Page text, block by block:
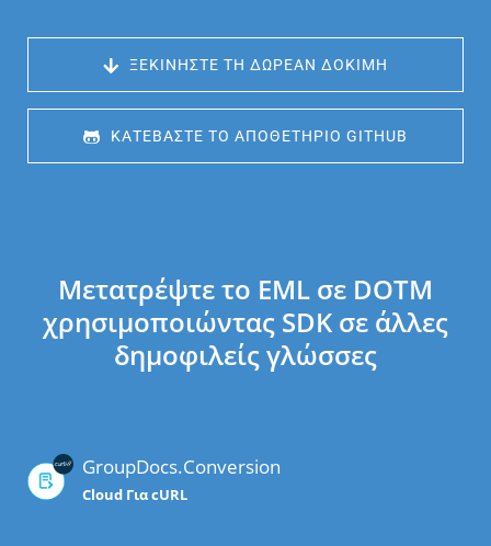
ΞΕΚΙΝΉΣΤΕ ΤΗ ΔΩΡΕΆΝ ΔΟΚΙΜΉ
ΚΑΤΕΒΆΣΤΕ ΤΟ ΑΠΟΘΕΤΉΡΙΟ GITHUB
Μετατρέψτε το EML σε DOTM
χρησιμοποιώντας SDK σε άλλες
δημοφιλείς γλώσσες
GroupDocs.Conversion
Cloud Για cURL